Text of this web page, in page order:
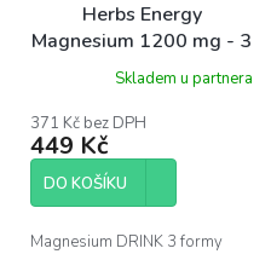
Herbs Energy
Magnesium 1200 mg - 3
formy hořčíku, citron, 30
Skladem u partnera
371 Kč bez DPH
449 Kč
DO KOŠÍKU
Magnesium DRINK 3 formy